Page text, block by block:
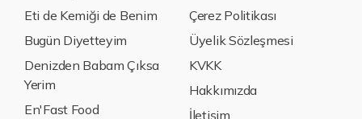
Eti de Kemiği de Benim
Bugün Diyetteyim
Denizden Babam Çıksa
Yerim
En'Fast Food
Çerez Politikası
Üyelik Sözleşmesi
KVKK
Hakkımızda
İletişim